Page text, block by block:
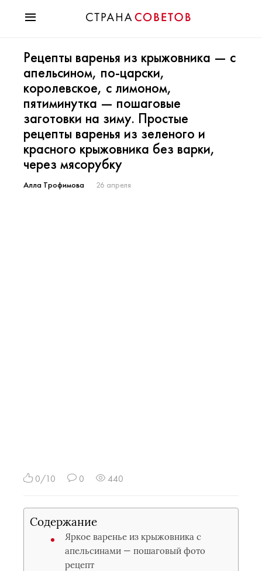
Мода
Звезды
Гороскопы
Здоровье
Психология
Хобби
Разное
Праздники
Рецепты варенья из крыжовника — с
апельсином, по-царски,
королевское, с лимоном,
пятиминутка — пошаговые
заготовки на зиму. Простые
рецепты варенья из зеленого и
красного крыжовника без варки,
через мясорубку
Алла Трофимова 26 апреля
0/10 0 440
Содержание
Яркое варенье из крыжовника с
апельсинами — пошаговый фото
рецепт